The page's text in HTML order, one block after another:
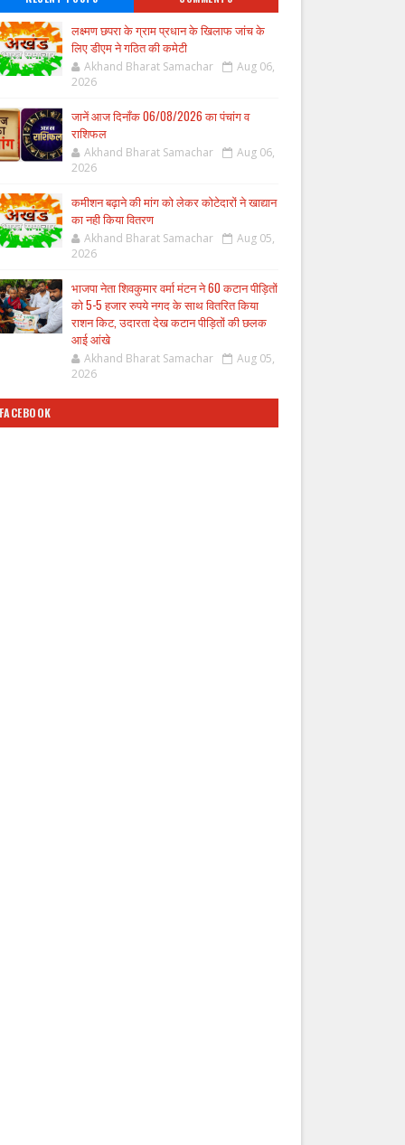
लक्ष्मण छपरा के ग्राम प्रधान के खिलाफ जांच के
लिए डीएम ने गठित की कमेटी
Akhand Bharat Samachar
Aug 06,
2026
जानें आज दिनाँक 06/08/2026 का पंचांग व
राशिफल
Akhand Bharat Samachar
Aug 06,
2026
कमीशन बढ़ाने की मांग को लेकर कोटेदारों ने खाद्यान
का नही किया वितरण
Akhand Bharat Samachar
Aug 05,
2026
भाजपा नेता शिवकुमार वर्मा मंटन ने 60 कटान पीड़ितों
को 5-5 हजार रुपये नगद के साथ वितरित किया
राशन किट, उदारता देख कटान पीड़ितों की छलक
आई आंखे
Akhand Bharat Samachar
Aug 05,
2026
FACEBOOK